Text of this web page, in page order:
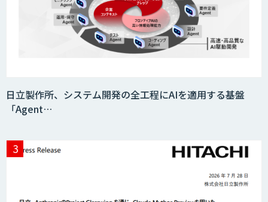
MatrixFlow
日立製作所、システム開発の全工程にAIを適用する基盤
「Agent…